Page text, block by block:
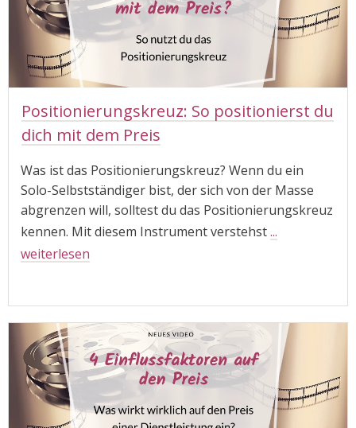
Positionierungskreuz: So positionierst du
dich mit dem Preis
Was ist das Positionierungskreuz? Wenn du ein
Solo-Selbstständiger bist, der sich von der Masse
abgrenzen will, solltest du das Positionierungskreuz
kennen. Mit diesem Instrument verstehst...
weiterlesen